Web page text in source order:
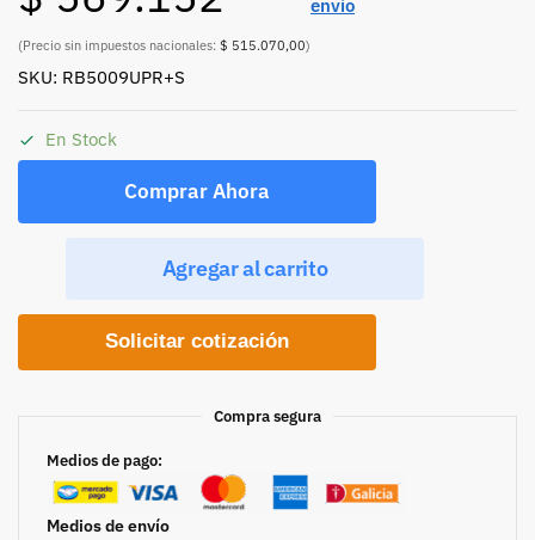
(Precio sin impuestos nacionales: $ 515.070,00)
envío
SKU: RB5009UPR+S
En Stock
Comprar Ahora
Agregar al carrito
Solicitar cotización
Compra segura
Medios de pago:
Medios de envío